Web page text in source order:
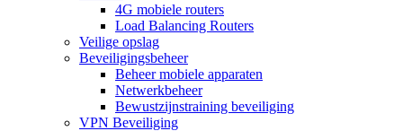
4G mobiele routers
Load Balancing Routers
Veilige opslag
Beveiligingsbeheer
Beheer mobiele apparaten
Netwerkbeheer
Bewustzijnstraining beveiliging
VPN Beveiliging